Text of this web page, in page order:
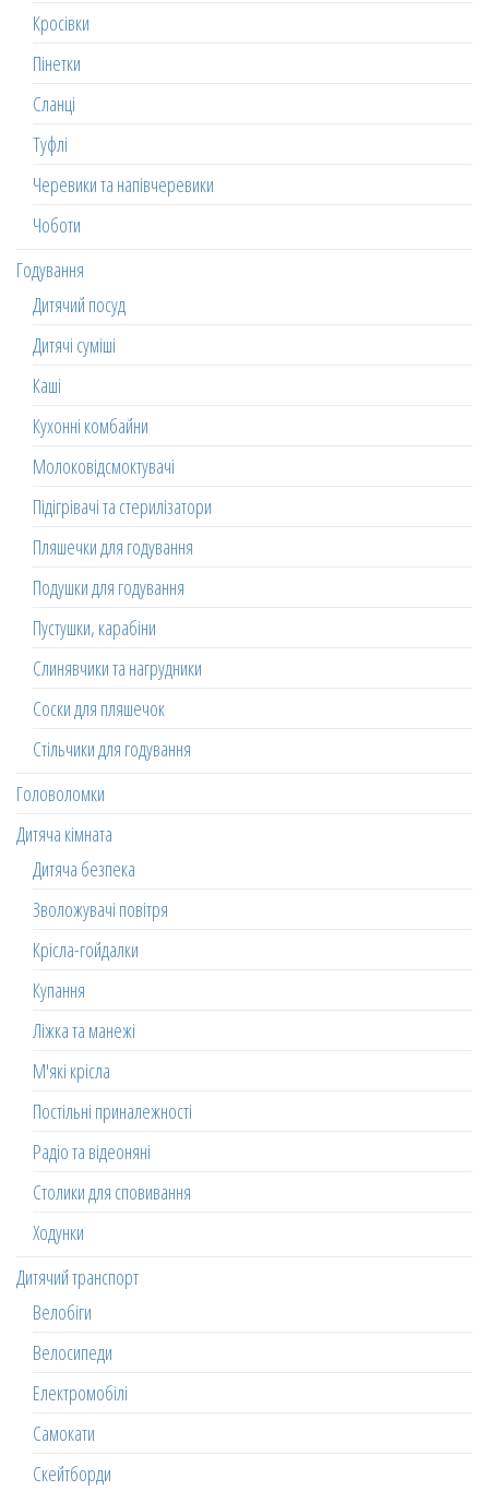
Кросівки
Пінетки
Сланці
Туфлі
Черевики та напівчеревики
Чоботи
Годування
Дитячий посуд
Дитячі суміші
Каші
Кухонні комбайни
Молоковідсмоктувачі
Підігрівачі та стерилізатори
Пляшечки для годування
Подушки для годування
Пустушки, карабіни
Слинявчики та нагрудники
Соски для пляшечок
Стільчики для годування
Головоломки
Дитяча кімната
Дитяча безпека
Зволожувачі повітря
Крісла-гойдалки
Купання
Ліжка та манежі
М'які крісла
Постільні приналежності
Радіо та відеоняні
Столики для сповивання
Ходунки
Дитячий транспорт
Велобіги
Велосипеди
Електромобілі
Самокати
Скейтборди